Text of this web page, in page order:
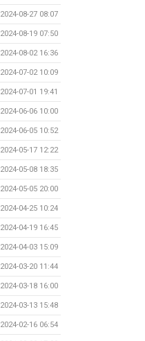
2024-08-27 08:07
2024-08-19 07:50
2024-08-02 16:36
2024-07-02 10:09
2024-07-01 19:41
2024-06-06 10:00
2024-06-05 10:52
2024-05-17 12:22
2024-05-08 18:35
2024-05-05 20:00
2024-04-25 10:24
2024-04-19 16:45
2024-04-03 15:09
2024-03-20 11:44
2024-03-18 16:00
2024-03-13 15:48
2024-02-16 06:54